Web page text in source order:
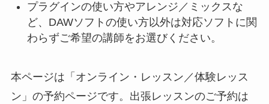
プラグインの使い方やアレンジ／ミックスな
ど、DAWソフトの使い方以外は対応ソフトに関
わらずご希望の講師をお選びください。
本ページは「オンライン・レッスン／体験レッス
ン」の予約ページです。出張レッスンのご予約は